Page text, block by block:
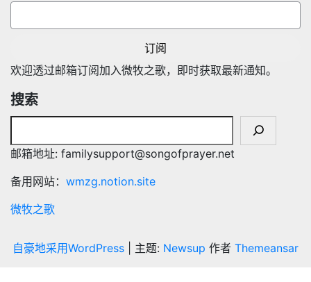
订阅
欢迎透过邮箱订阅加入微牧之歌，即时获取最新通知。
搜索
邮箱地址: familysupport@songofprayer.net
备用网站： wmzg.notion.site
微牧之歌
自豪地采用WordPress 主题: Newsup 作者 Themeansar